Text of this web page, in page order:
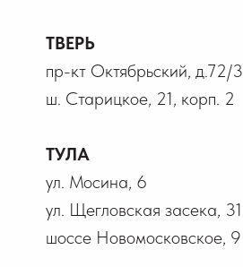
ТВЕРЬ
пр-кт Октябрьский, д.72/3
ш. Старицкое, 21, корп. 2
ТУЛА
ул. Мосина, 6
ул. Щегловская засека, 31
шоссе Новомосковское, 9